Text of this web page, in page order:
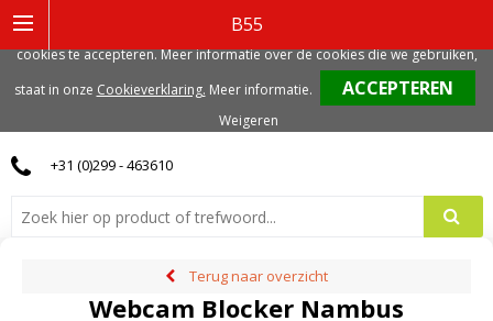
B55
0
+31 (0)299 - 463610
Terug naar overzicht
Webcam Blocker Nambus
gerelateerde cookies. Voor de beste gebruikerservaring, adviseren we deze
cookies te accepteren. Meer informatie over de cookies die we gebruiken,
staat in onze Cookieverklaring. Meer informatie.
Weigeren